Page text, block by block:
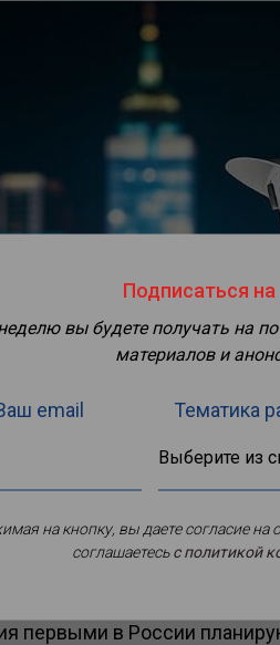
транспортную
первыми в России
Подписаться
вы будете получать на
материалов и
email Тематика
на кнопку, вы даете согласие
соглашаетесьc политикой